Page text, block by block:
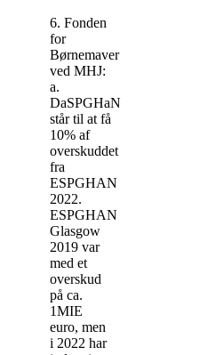
6. Fonden
for
Børnemaver
ved MHJ:
a.
DaSPGHaN
står til at få
10% af
overskuddet
fra
ESPGHAN
2022.
ESPGHAN
Glasgow
2019 var
med et
overskud
på ca.
1MIE
euro, men
i 2022 har